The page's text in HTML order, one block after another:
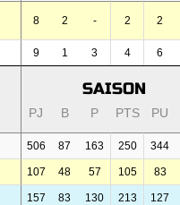
8 2 - 2 2
9 1 3 4 6
SAISON
PJ B P PTS PU
506 87 163 250 344
107 48 57 105 83
157 83 130 213 127